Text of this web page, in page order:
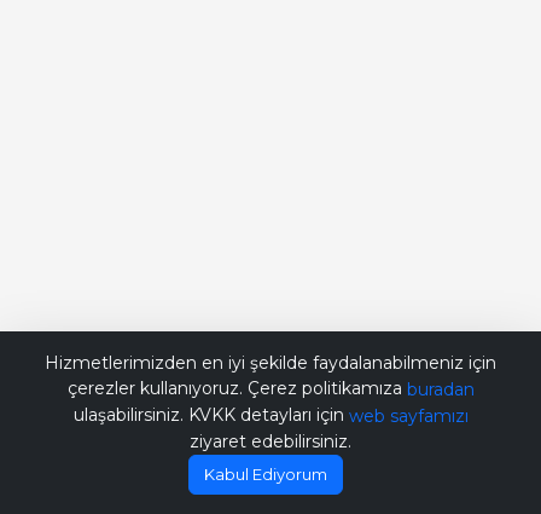
Hizmetlerimizden en iyi şekilde faydalanabilmeniz için
çerezler kullanıyoruz. Çerez politikamıza buradan
ulaşabilirsiniz. KVKK detayları için web sayfamızı
ziyaret edebilirsiniz.
Kabul Ediyorum
Bana Soru Sor | Ask Me